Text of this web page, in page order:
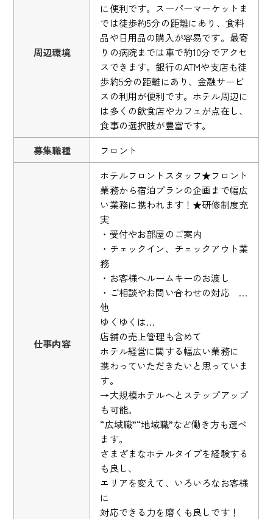
周辺環境
に便利です。スーパーマーケットま
では徒歩約5分の距離にあり、食料
品や日用品の購入が容易です。最寄
りの病院までは車で約10分でアクセ
スできます。銀行のATMや支店も徒
歩約5分の距離にあり、金融サービ
スの利用が便利です。ホテル周辺に
は多くの飲食店やカフェが点在し、
食事の選択肢が豊富です。
募集職種
フロント
仕事内容
ホテルフロントスタッフ★フロント
業務から宿泊プランの企画まで幅広
い業務に携われます！★研修制度充
実
・受付やお部屋のご案内
・チェックイン、チェックアウト業
務
・お客様へルームキーのお渡し
・ご相談やお問い合わせの対応 …
他
ゆくゆくは…
店舗の売上管理も含めて
ホテル経営に関する幅広い業務に
携わっていただきたいと思っていま
す。
→大規模ホテルへとステップアップ
も可能。
“広域職”“地域職”など働き方も選べ
ます。
さまざまなホテルタイプを経験する
も良し、
エリアを変えて、いろいろなお客様
に
対応できる力を磨くも良しです！